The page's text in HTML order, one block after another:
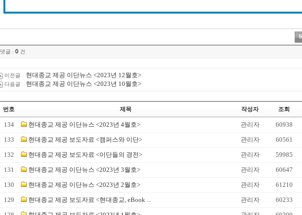
댓글 : 0 건
이전글 현대종교 제공 이단뉴스 <2023년 12월호>
다음글 현대종교 제공 이단뉴스 <2023년 10월호>
번호 제목 작성자 조회
134 현대종교 제공 이단뉴스 <2023년 4월호> 관리자 60938
133 현대종교 제공 보도자료 <캠퍼스와 이단> 관리자 60561
132 현대종교 제공 보도자료 <이단들의 경전> 관리자 59985
131 현대종교 제공 이단뉴스 <2023년 3월호> 관리자 60647
130 현대종교 제공 이단뉴스 <2023년 2월호> 관리자 61210
129 현대종교 제공 보도자료 <현대종교, eBook ... 관리자 60233